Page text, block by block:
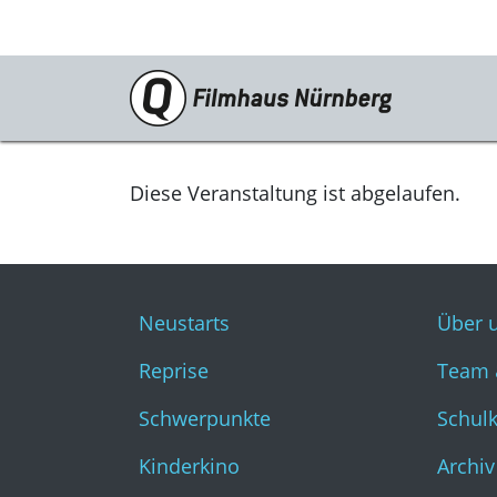
Programm
Neustarts
Kinderkino
Stummfilm
Cine International
Filmclub
Diese Veranstaltung ist abgelaufen.
Neustarts
Reprise
Schwerpunkte
Kinderkino
Über
Team
Archiv